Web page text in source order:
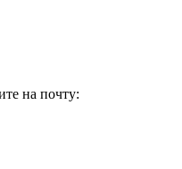
на почту: